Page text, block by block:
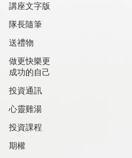
講座文字版
隊長隨筆
送禮物
做更快樂更
成功的自己
投資通訊
心靈雞湯
投資課程
期權